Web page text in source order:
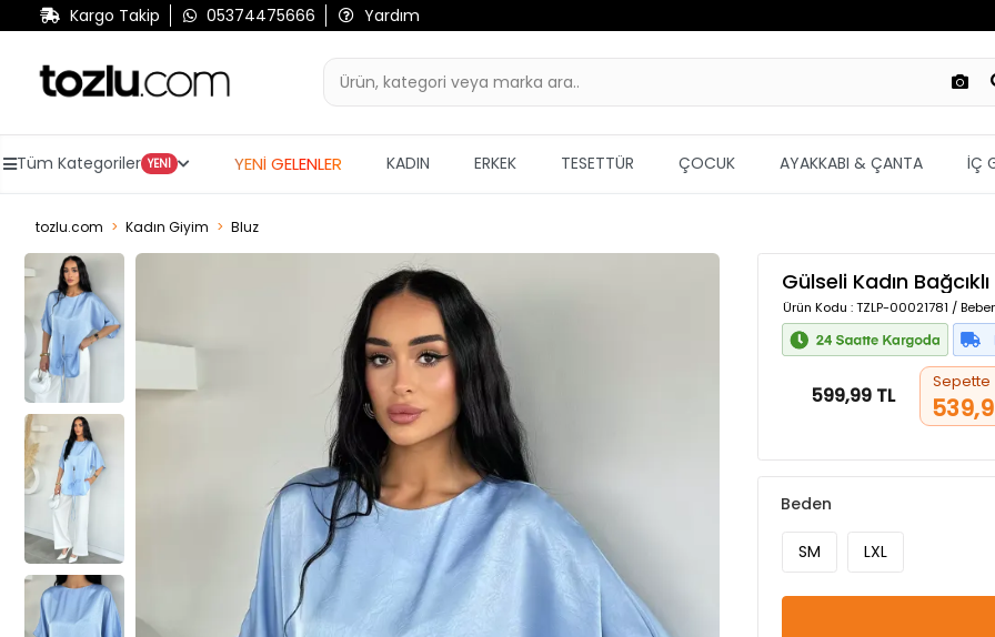
Kargo Takip 05374475666 Yardım
Tüm Kategoriler YENİ YENİ GELENLER KADIN ERKEK TESETTÜR ÇOCUK AYAKKABI & ÇANTA İÇ
tozlu.com Kadın Giyim Bluz
Gülseli Kadın
Ürün Kodu : TZLP-00021781 /
599,99 TL
Sepette
Beden
SM LXL